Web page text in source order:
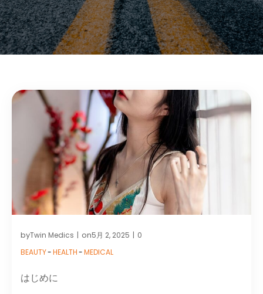
byTwin Medics | on5月 2, 2025 | 0
BEAUTY-HEALTH-MEDICAL
はじめに